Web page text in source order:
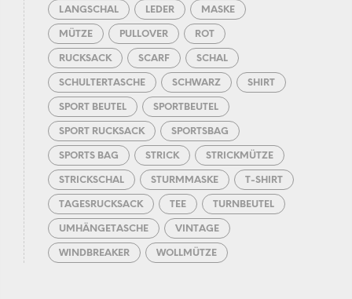
LANGSCHAL LEDER MASKE
MÜTZE PULLOVER ROT
RUCKSACK SCARF SCHAL
SCHULTERTASCHE SCHWARZ SHIRT
SPORT BEUTEL SPORTBEUTEL
SPORT RUCKSACK SPORTSBAG
SPORTS BAG STRICK STRICKMÜTZE
STRICKSCHAL STURMMASKE T-SHIRT
TAGESRUCKSACK TEE TURNBEUTEL
UMHÄNGETASCHE VINTAGE
WINDBREAKER WOLLMÜTZE